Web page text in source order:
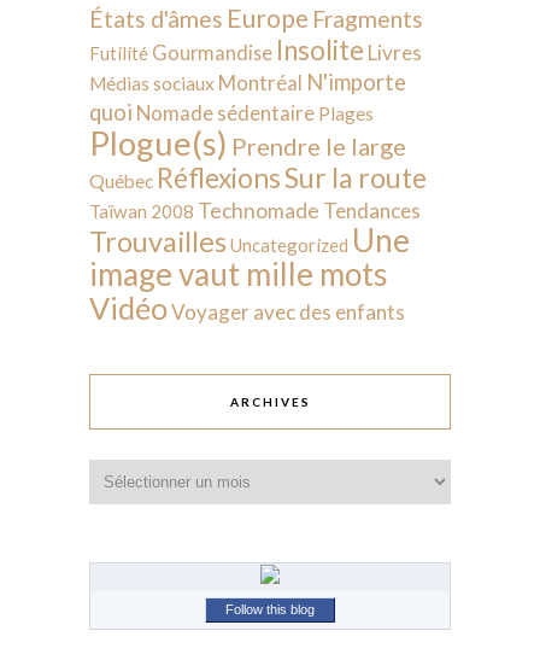
États d'âmes Europe Fragments
Futilité Gourmandise Insolite Livres
Médias sociaux Montréal N'importe
quoi Nomade sédentaire Plages
Plogue(s) Prendre le large
Québec RéflexionsSur la route
Taïwan 2008 Technomade Tendances
Trouvailles Uncategorized Une
image vaut mille mots
VidéoVoyager avec des enfants
ARCHIVES
Follow this blog